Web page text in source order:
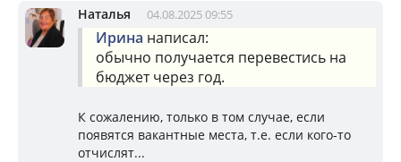
Наталья 04.08.2025 09:55
Ирина написал:
обычно получается перевестись на
бюджет через год.
К сожалению, только в том случае, если
появятся вакантные места, т.е. если кого-то
отчислят...